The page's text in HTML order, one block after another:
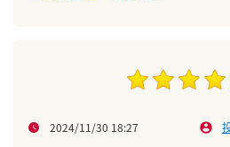
2024/11/30 18:27